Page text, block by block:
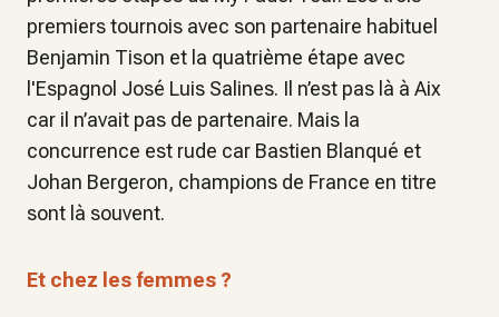
premiers tournois avec son partenaire habituel
Benjamin Tison et la quatrième étape avec
l'Espagnol José Luis Salines. Il n’est pas là à Aix
car il n’avait pas de partenaire. Mais la
concurrence est rude car Bastien Blanqué et
Johan Bergeron, champions de France en titre
sont là souvent.
Et chez les femmes ?